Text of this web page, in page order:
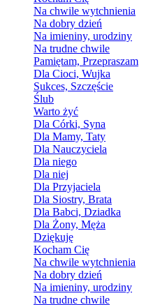
Na chwile wytchnienia
Na dobry dzień
Na imieniny, urodziny
Na trudne chwile
Pamiętam, Przepraszam
Dla Cioci, Wujka
Sukces, Szczęście
Ślub
Warto żyć
Dla Córki, Syna
Dla Mamy, Taty
Dla Nauczyciela
Dla niego
Dla niej
Dla Przyjaciela
Dla Siostry, Brata
Dla Babci, Dziadka
Dla Żony, Męża
Dziękuję
Kocham Cię
Na chwile wytchnienia
Na dobry dzień
Na imieniny, urodziny
Na trudne chwile